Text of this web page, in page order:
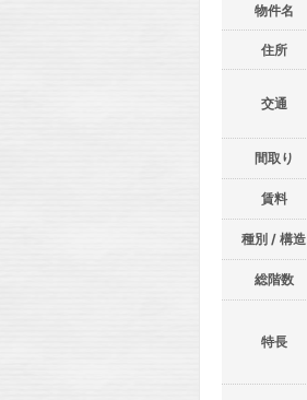
物件名
住所
交通
間取り
賃料
種別 / 構造
総階数
特長